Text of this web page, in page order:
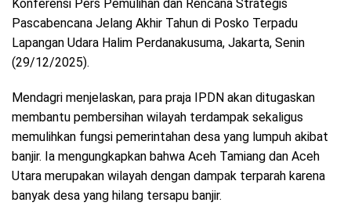
Konferensi Pers Pemulihan dan Rencana Strategis
Pascabencana Jelang Akhir Tahun di Posko Terpadu
Lapangan Udara Halim Perdanakusuma, Jakarta, Senin
(29/12/2025).
Mendagri menjelaskan, para praja IPDN akan ditugaskan
membantu pembersihan wilayah terdampak sekaligus
memulihkan fungsi pemerintahan desa yang lumpuh akibat
banjir. Ia mengungkapkan bahwa Aceh Tamiang dan Aceh
Utara merupakan wilayah dengan dampak terparah karena
banyak desa yang hilang tersapu banjir.